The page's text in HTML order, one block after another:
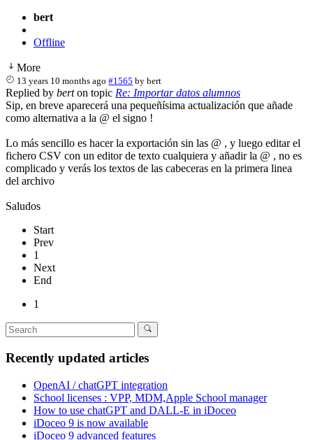
bert
Offline
More
13 years 10 months ago #1565 bybert
Replied by berton topic Re: Importar datos alumnos
Sip, en breve aparecerá una pequeñísima actualización que añade
como alternativa a la @ el signo !
Lo más sencillo es hacer la exportación sin las @ , y luego editar el
fichero CSV con un editor de texto cualquiera y añadir la @ , no es
complicado y verás los textos de las cabeceras en la primera linea
del archivo
Saludos
Start
Prev
1
Next
End
1
Recently updated articles
OpenAI / chatGPT integration
School licenses : VPP, MDM,Apple School manager
How to use chatGPT and DALL-E in iDoceo
iDoceo 9 is now available
iDoceo 9 advanced features